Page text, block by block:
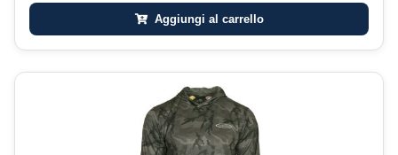
Aggiungi al carrello